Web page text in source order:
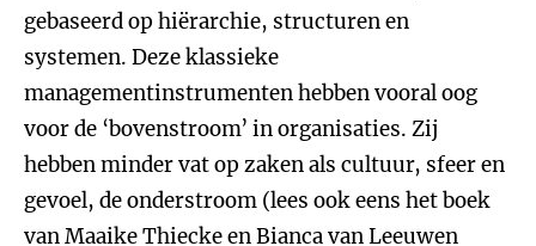
gebaseerd op hiërarchie, structuren en
systemen. Deze klassieke
managementinstrumenten hebben vooral oog
voor de ‘bovenstroom’ in organisaties. Zij
hebben minder vat op zaken als cultuur, sfeer en
gevoel, de onderstroom (lees ook eens het boek
van Maaike Thiecke en Bianca van Leeuwen